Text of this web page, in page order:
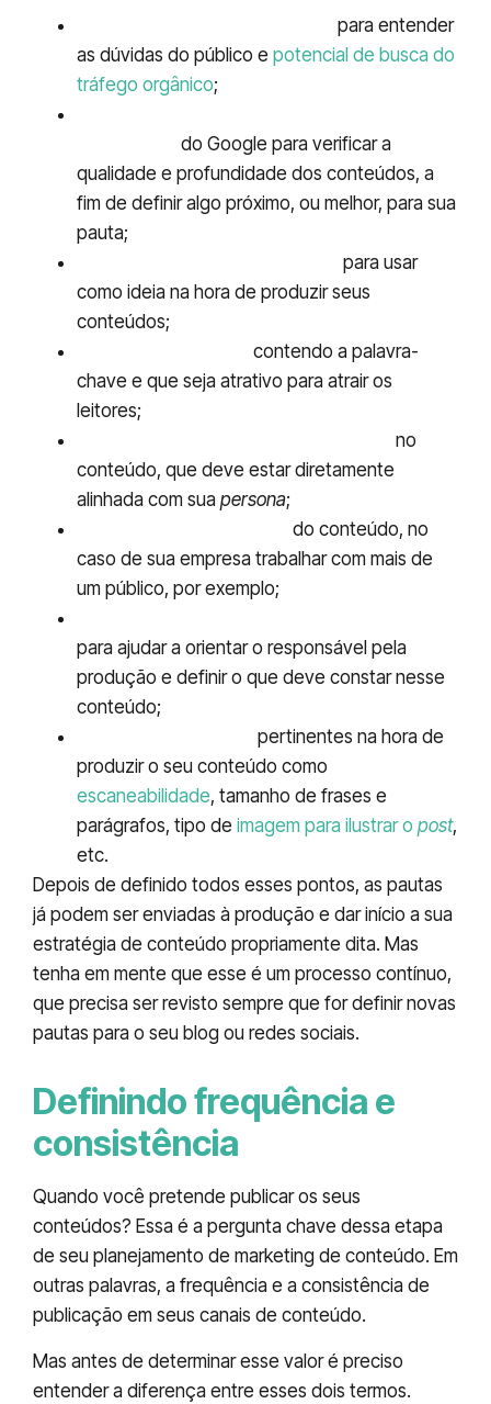
para entender
as dúvidas do público e potencial de busca do
tráfego orgânico;
do Google para verificar a
qualidade e profundidade dos conteúdos, a
fim de definir algo próximo, ou melhor, para sua
pauta;
para usar
como ideia na hora de produzir seus
conteúdos;
contendo a palavra-
chave e que seja atrativo para atrair os
leitores;
no
conteúdo, que deve estar diretamente
alinhada com sua persona;
do conteúdo, no
caso de sua empresa trabalhar com mais de
um público, por exemplo;
para ajudar a orientar o responsável pela
produção e definir o que deve constar nesse
conteúdo;
pertinentes na hora de
produzir o seu conteúdo como
escaneabilidade, tamanho de frases e
parágrafos, tipo de imagem para ilustrar o post,
etc.
Depois de definido todos esses pontos, as pautas
já podem ser enviadas à produção e dar início a sua
estratégia de conteúdo propriamente dita. Mas
tenha em mente que esse é um processo contínuo,
que precisa ser revisto sempre que for definir novas
pautas para o seu blog ou redes sociais.
Definindo frequência e
consistência
Quando você pretende publicar os seus
conteúdos? Essa é a pergunta chave dessa etapa
de seu planejamento de marketing de conteúdo. Em
outras palavras, a frequência e a consistência de
publicação em seus canais de conteúdo.
Mas antes de determinar esse valor é preciso
entender a diferença entre esses dois termos.